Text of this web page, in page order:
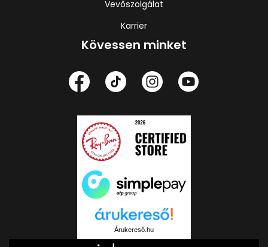
Vevőszolgálat
Karrier
Kövessen minket
Árukereső.hu